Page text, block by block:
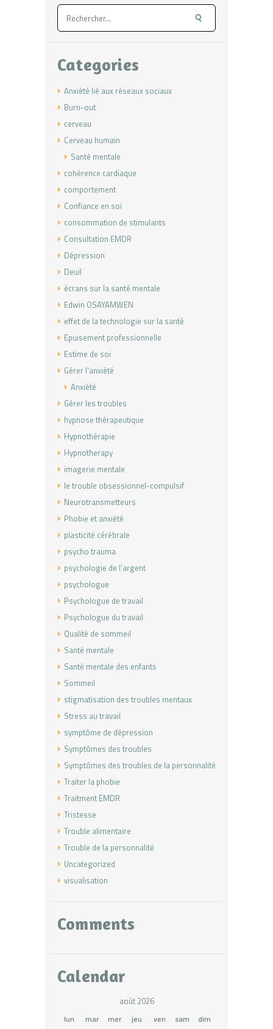
Rechercher :
Categories
Anxiété lié aux réseaux sociaux
Burn-out
cerveau
Cerveau humain
Santé mentale
cohérence cardiaque
comportement
Confiance en soi
consommation de stimulants
Consultation EMDR
Dépression
Deuil
écrans sur la santé mentale
Edwin OSAYAMWEN
effet de la technologie sur la santé
Epuisement professionnelle
Estime de soi
Gérer l'anxiété
Anxiété
Gérer les troubles
hypnose thérapeutique
Hypnothérapie
Hypnotherapy
imagerie mentale
le trouble obsessionnel-compulsif
Neurotransmetteurs
Phobie et anxiété
plasticité cérébrale
psycho trauma
psychologie de l'argent
psychologue
Psychologue de travail
Psychologue du travail
Qualité de sommeil
Santé mentale
Santé mentale des enfants
Sommeil
stigmatisation des troubles mentaux
Stress au travail
symptôme de dépression
Symptômes des troubles
Symptômes des troubles de la personnalité
Traiter la phobie
Traitment EMDR
Tristesse
Trouble alimentaire
Trouble de la personnalité
Uncategorized
visualisation
Comments
Calendar
août 2026
lun mar mer jeu ven sam
dim